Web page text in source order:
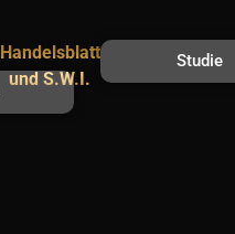
Handelsblatt
und S.W.I.
Studie